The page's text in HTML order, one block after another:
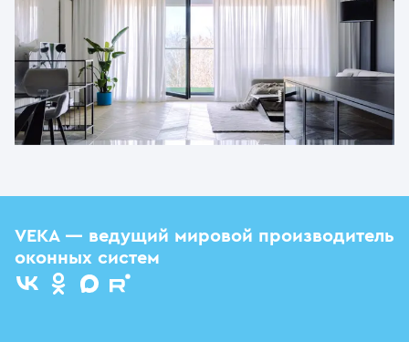
VEKA — ведущий мировой производитель
оконных систем